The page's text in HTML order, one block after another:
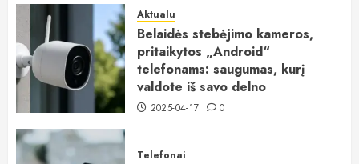
Aktualu
Belaidės stebėjimo kameros,
pritaikytos „Android“
telefonams: saugumas, kurį
valdote iš savo delno
2025-04-17 0
Telefonai